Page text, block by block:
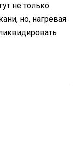
не только
но, нагревая